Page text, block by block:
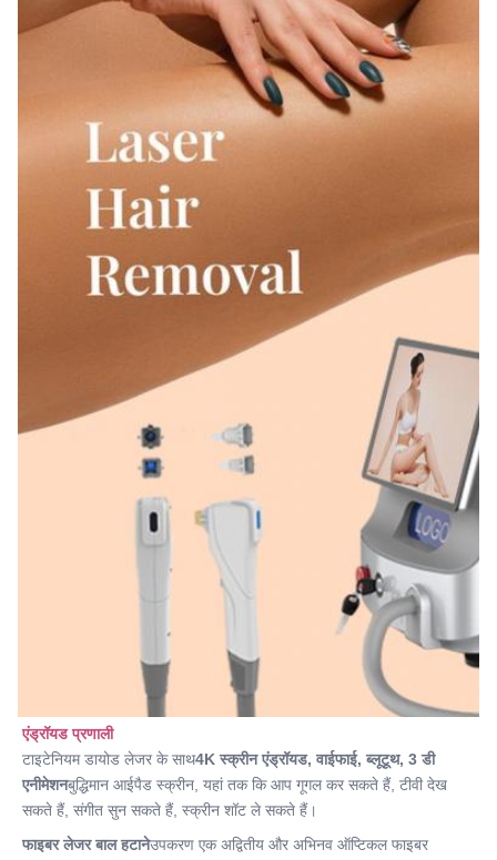
808nm कोल्ड फाइबर युग्मित ऑप्टिकल डायोड लेजर बाल हटाने बिक्री
Output Power:
300 वॉट 500 वॉट
808एनएम 810एनएम
Pulse Width:
1-400ms 300ms 200ms विकल्प
1~20Hz विकल्प
Spot Size:
14*14मिमी 7*7मिमी
एंड्रॉयड प्रणाली
टाइटेनियम डायोड लेजर के साथ4K स्क्रीन एंड्रॉयड, वाईफाई, ब्लूटूथ, 3 डी
एनीमेशनबुद्धिमान आईपैड स्क्रीन, यहां तक कि आप गूगल कर सकते हैं, टीवी देख
सकते हैं, संगीत सुन सकते हैं, स्क्रीन शॉट ले सकते हैं।
फाइबर लेजर बाल हटानेउपकरण एक अद्वितीय और अभिनव ऑप्टिकल फाइबर